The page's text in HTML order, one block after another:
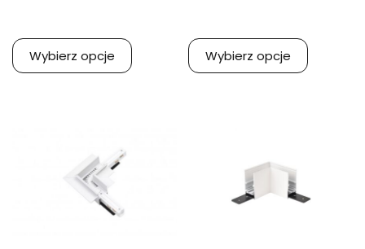
Wybierz opcje Wybierz opcje